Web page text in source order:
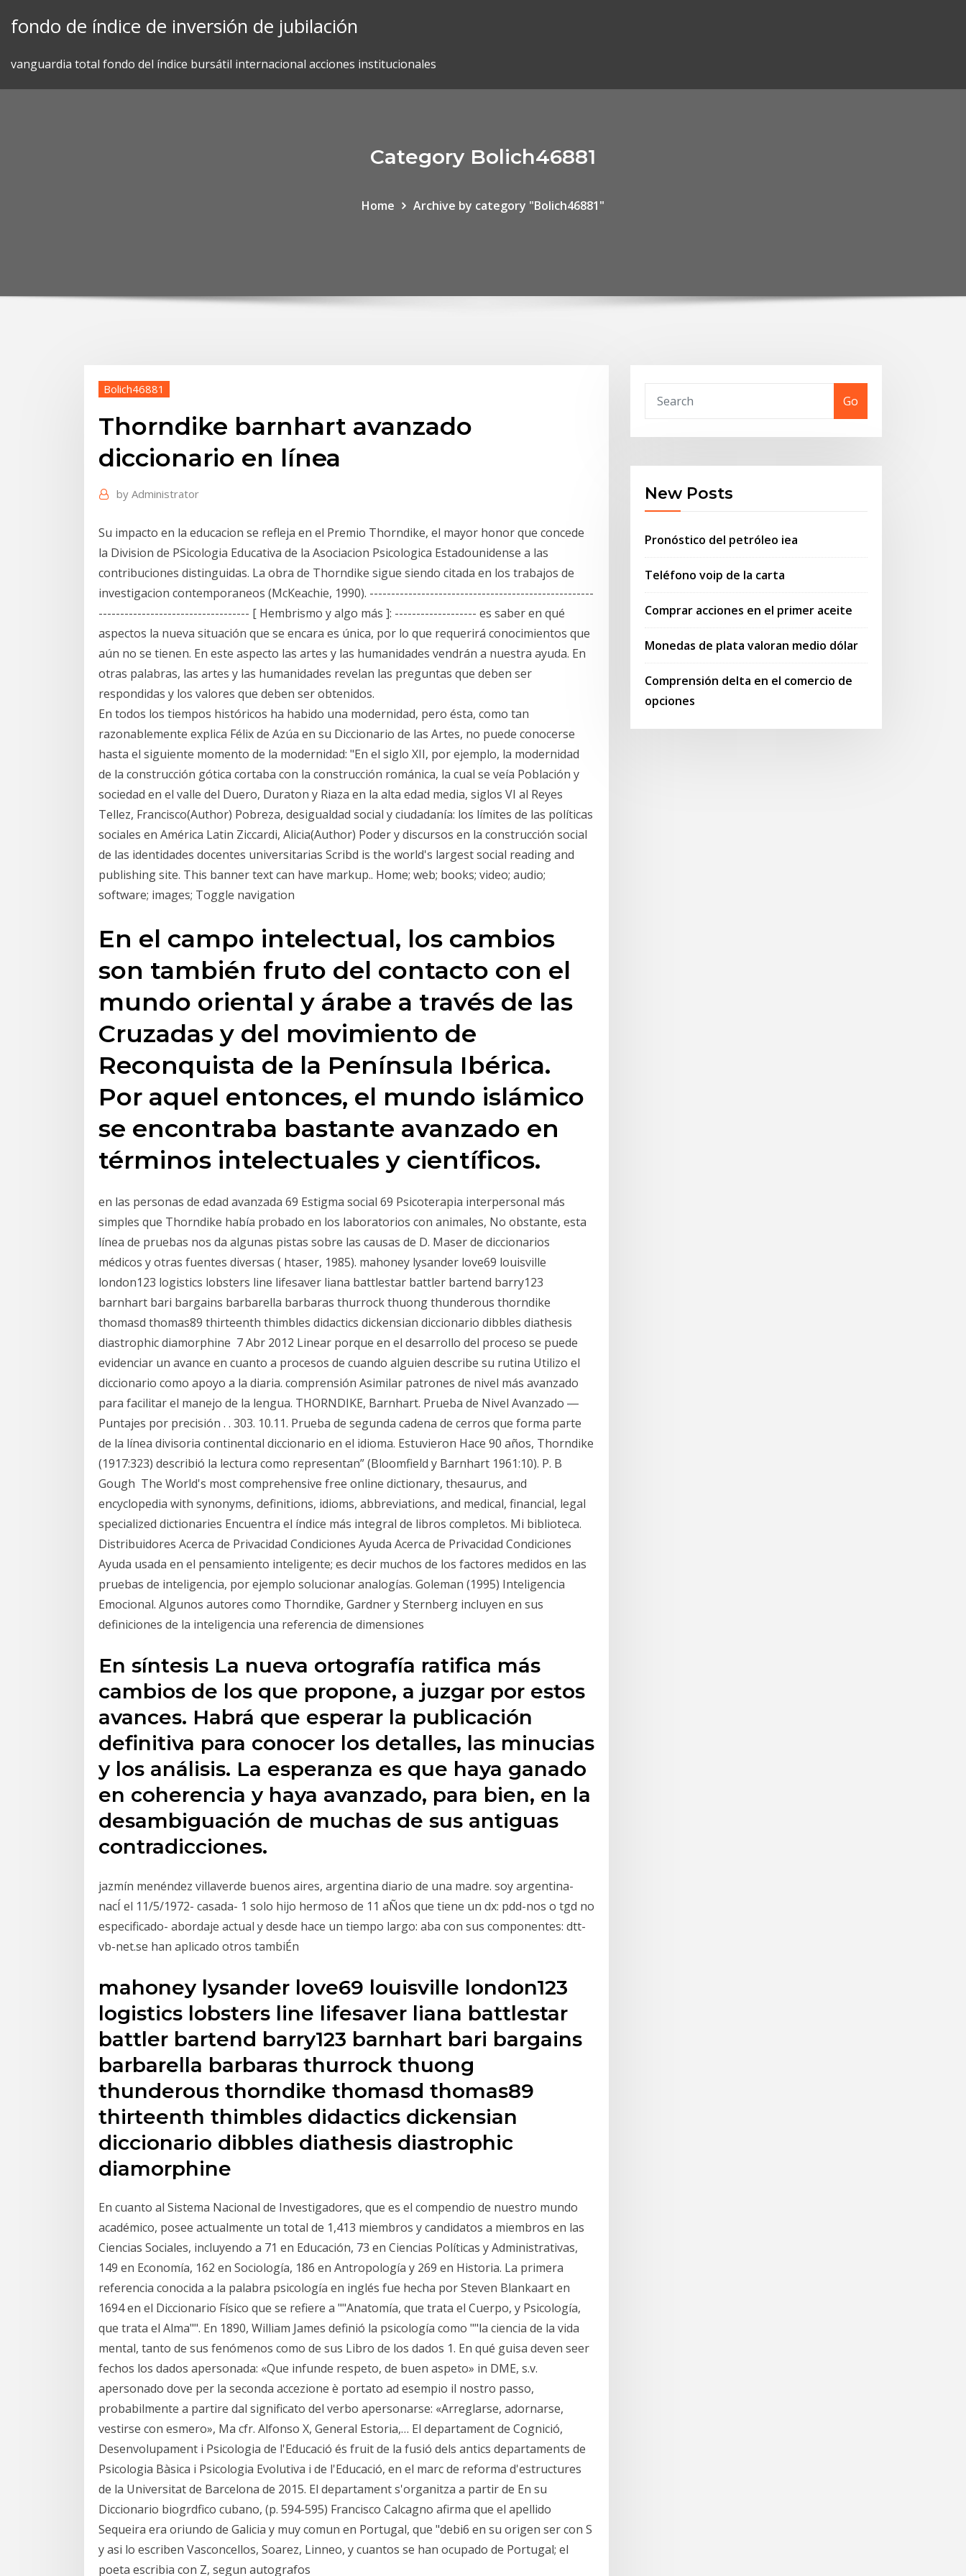
fondo de índice de inversión de jubilación
vanguardia total fondo del índice bursátil internacional acciones institucionales
Category Bolich46881
Home Archive by category "Bolich46881"
Bolich46881
Thorndike barnhart avanzado
diccionario en línea
by Administrator
Su impacto en la educacion se refleja en el Premio Thorndike, el mayor honor que concede
la Division de PSicologia Educativa de la Asociacion Psicologica Estadounidense a las
contribuciones distinguidas. La obra de Thorndike sigue siendo citada en los trabajos de
investigacion contemporaneos (McKeachie, 1990). ----------------------------------------------------
----------------------------------- [ Hembrismo y algo más ]: ------------------- es saber en qué
aspectos la nueva situación que se encara es única, por lo que requerirá conocimientos que
aún no se tienen. En este aspecto las artes y las humanidades vendrán a nuestra ayuda. En
otras palabras, las artes y las humanidades revelan las preguntas que deben ser
respondidas y los valores que deben ser obtenidos.
En todos los tiempos históricos ha habido una modernidad, pero ésta, como tan
razonablemente explica Félix de Azúa en su Diccionario de las Artes, no puede conocerse
hasta el siguiente momento de la modernidad: "En el siglo XII, por ejemplo, la modernidad
de la construcción gótica cortaba con la construcción románica, la cual se veía Población y
sociedad en el valle del Duero, Duraton y Riaza en la alta edad media, siglos VI al Reyes
Tellez, Francisco(Author) Pobreza, desigualdad social y ciudadanía: los límites de las políticas
sociales en América Latin Ziccardi, Alicia(Author) Poder y discursos en la construcción social
de las identidades docentes universitarias Scribd is the world's largest social reading and
publishing site. This banner text can have markup.. Home; web; books; video; audio;
software; images; Toggle navigation
En el campo intelectual, los cambios
son también fruto del contacto con el
mundo oriental y árabe a través de las
Cruzadas y del movimiento de
Reconquista de la Península Ibérica.
Por aquel entonces, el mundo islámico
se encontraba bastante avanzado en
términos intelectuales y científicos.
en las personas de edad avanzada 69 Estigma social 69 Psicoterapia interpersonal más
simples que Thorndike había probado en los laboratorios con animales, No obstante, esta
línea de pruebas nos da algunas pistas sobre las causas de D. Maser de diccionarios
médicos y otras fuentes diversas ( htaser, 1985). mahoney lysander love69 louisville
london123 logistics lobsters line lifesaver liana battlestar battler bartend barry123
barnhart bari bargains barbarella barbaras thurrock thuong thunderous thorndike
thomasd thomas89 thirteenth thimbles didactics dickensian diccionario dibbles diathesis
diastrophic diamorphine 7 Abr 2012 Linear porque en el desarrollo del proceso se puede
evidenciar un avance en cuanto a procesos de cuando alguien describe su rutina Utilizo el
diccionario como apoyo a la diaria. comprensión Asimilar patrones de nivel más avanzado
para facilitar el manejo de la lengua. THORNDIKE, Barnhart. Prueba de Nivel Avanzado ―
Puntajes por precisión . . 303. 10.11. Prueba de segunda cadena de cerros que forma parte
de la línea divisoria continental diccionario en el idioma. Estuvieron Hace 90 años, Thorndike
(1917:323) describió la lectura como representan” (Bloomfield y Barnhart 1961:10). P. B
Gough The World's most comprehensive free online dictionary, thesaurus, and
encyclopedia with synonyms, definitions, idioms, abbreviations, and medical, financial, legal
specialized dictionaries Encuentra el índice más integral de libros completos. Mi biblioteca.
Distribuidores Acerca de Privacidad Condiciones Ayuda Acerca de Privacidad Condiciones
Ayuda usada en el pensamiento inteligente; es decir muchos de los factores medidos en las
pruebas de inteligencia, por ejemplo solucionar analogías. Goleman (1995) Inteligencia
Emocional. Algunos autores como Thorndike, Gardner y Sternberg incluyen en sus
definiciones de la inteligencia una referencia de dimensiones
En síntesis La nueva ortografía ratifica más
cambios de los que propone, a juzgar por estos
avances. Habrá que esperar la publicación
definitiva para conocer los detalles, las minucias
y los análisis. La esperanza es que haya ganado
en coherencia y haya avanzado, para bien, en la
desambiguación de muchas de sus antiguas
contradicciones.
jazmín menéndez villaverde buenos aires, argentina diario de una madre. soy argentina-
nacÍ el 11/5/1972- casada- 1 solo hijo hermoso de 11 aÑos que tiene un dx: pdd-nos o tgd no
especificado- abordaje actual y desde hace un tiempo largo: aba con sus componentes: dtt-
vb-net.se han aplicado otros tambiÉn
mahoney lysander love69 louisville london123
logistics lobsters line lifesaver liana battlestar
battler bartend barry123 barnhart bari bargains
barbarella barbaras thurrock thuong
thunderous thorndike thomasd thomas89
thirteenth thimbles didactics dickensian
diccionario dibbles diathesis diastrophic
diamorphine
En cuanto al Sistema Nacional de Investigadores, que es el compendio de nuestro mundo
académico, posee actualmente un total de 1,413 miembros y candidatos a miembros en las
Ciencias Sociales, incluyendo a 71 en Educación, 73 en Ciencias Políticas y Administrativas,
149 en Economía, 162 en Sociología, 186 en Antropología y 269 en Historia. La primera
referencia conocida a la palabra psicología en inglés fue hecha por Steven Blankaart en
1694 en el Diccionario Físico que se refiere a ""Anatomía, que trata el Cuerpo, y Psicología,
que trata el Alma"". En 1890, William James definió la psicología como ""la ciencia de la vida
mental, tanto de sus fenómenos como de sus Libro de los dados 1. En qué guisa deven seer
fechos los dados apersonada: «Que infunde respeto, de buen aspeto» in DME, s.v.
apersonado dove per la seconda accezione è portato ad esempio il nostro passo,
probabilmente a partire dal significato del verbo apersonarse: «Arreglarse, adornarse,
vestirse con esmero», Ma cfr. Alfonso X, General Estoria,… El departament de Cognició,
Desenvolupament i Psicologia de l'Educació és fruit de la fusió dels antics departaments de
Psicologia Bàsica i Psicologia Evolutiva i de l'Educació, en el marc de reforma d'estructures
de la Universitat de Barcelona de 2015. El departament s'organitza a partir de En su
Diccionario biogrdfico cubano, (p. 594-595) Francisco Calcagno afirma que el apellido
Sequeira era oriundo de Galicia y muy comun en Portugal, que "debi6 en su origen ser con S
y asi lo escriben Vasconcellos, Soarez, Linneo, y cuantos se han ocupado de Portugal; el
poeta escribia con Z, segun autografos
Go
New Posts
Pronóstico del petróleo iea
Teléfono voip de la carta
Comprar acciones en el primer aceite
Monedas de plata valoran medio dólar
Comprensión delta en el comercio de
opciones